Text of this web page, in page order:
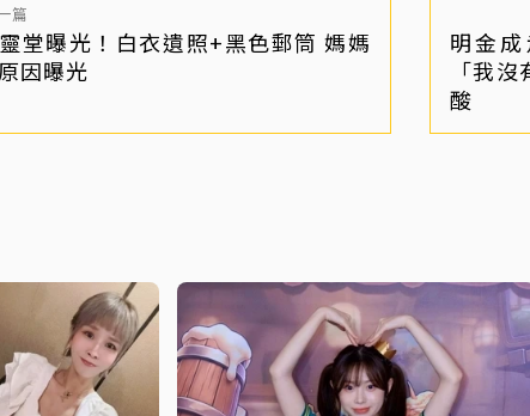
篇
堂曝光！白衣遺照+黑色郵筒 媽媽
因曝光
明金
「我
酸